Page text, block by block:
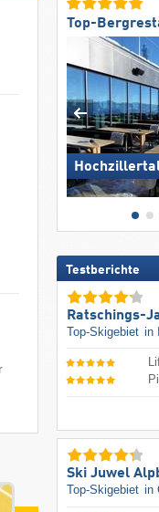
Top-
Testberichte
Ratschings-
Top-Skigebiet in
Ski Juwel
Top-Skigebiet in